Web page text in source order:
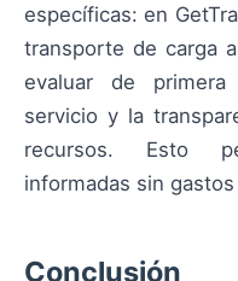
específicas: en
transporte de carga
evaluar de
servicio y la
recursos. Esto
informadas sin
Conclusión